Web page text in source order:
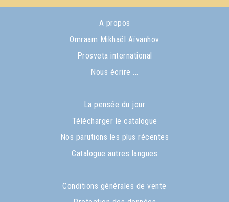
A propos
Omraam Mikhaël Aïvanhov
Prosveta international
Nous écrire ...
La pensée du jour
Télécharger le catalogue
Nos parutions les plus récentes
Catalogue autres langues
Conditions générales de vente